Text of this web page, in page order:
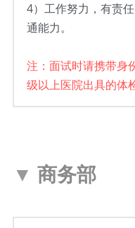
4） 工作努力，有责
通能力。
注：面试时请携带身
级以上医院出具的体
▼ 商务部